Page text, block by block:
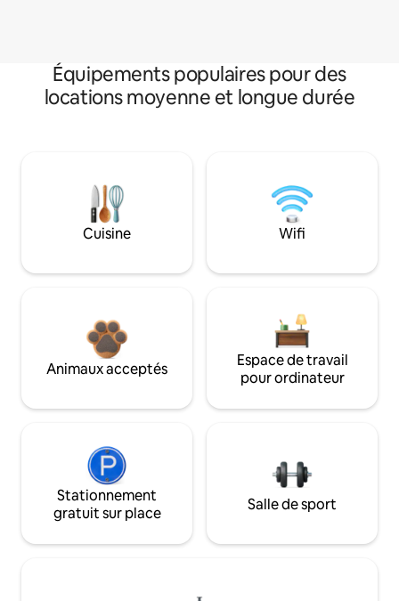
Équipements populaires pour des
locations moyenne et longue durée
Cuisine Wifi
Animaux acceptés
Espace de travail
pour ordinateur
Stationnement
gratuit sur place
Salle de sport